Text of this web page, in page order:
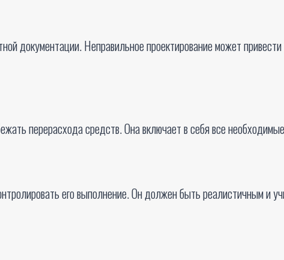
документации. Неправильное проектирование может
перерасхода средств. Она включает в себя все
его выполнение. Он должен быть реалистичным и